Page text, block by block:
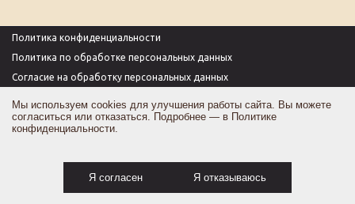
Политика конфиденциальности
Политика по обработке персональных данных
Согласие на обработку персональных данных
Согласие на получение рекламы
Оферта
Мы используем cookies для улучшения работы сайта. Вы можете
согласиться или отказаться. Подробнее — в Политике
конфиденциальности.
Я согласен Я отказываюсь